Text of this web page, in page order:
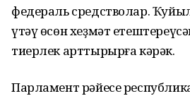
федераль средстволар.
үтәү өсөн хеҙмәт
тиерлек арттырырға кәрәк.
Парламент рәйесе